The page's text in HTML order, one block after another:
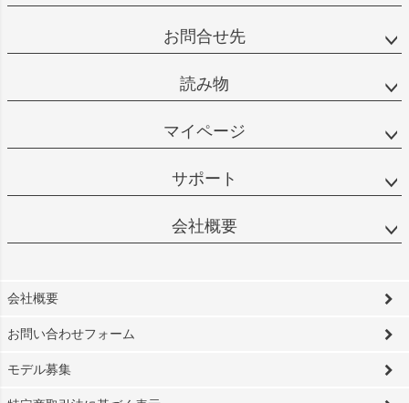
お問合せ先
読み物
マイページ
サポート
会社概要
会社概要
お問い合わせフォーム
モデル募集